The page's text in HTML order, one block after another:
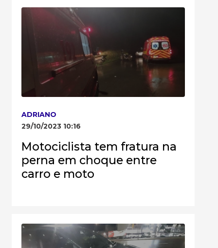
ADRIANO
29/10/2023 10:16
Motociclista tem fratura na
perna em choque entre
carro e moto